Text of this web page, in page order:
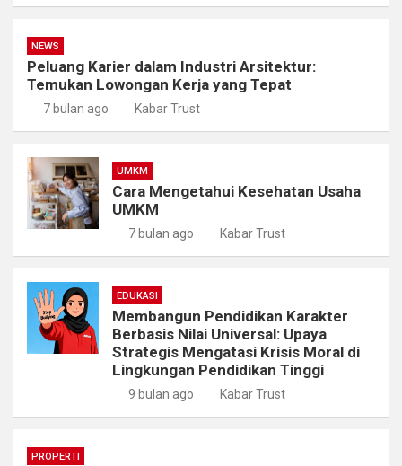
NEWS
Peluang Karier dalam Industri Arsitektur:
Temukan Lowongan Kerja yang Tepat
7 bulan ago Kabar Trust
UMKM
Cara Mengetahui Kesehatan Usaha
UMKM
7 bulan ago Kabar Trust
EDUKASI
Membangun Pendidikan Karakter
Berbasis Nilai Universal: Upaya
Strategis Mengatasi Krisis Moral di
Lingkungan Pendidikan Tinggi
9 bulan ago Kabar Trust
PROPERTI